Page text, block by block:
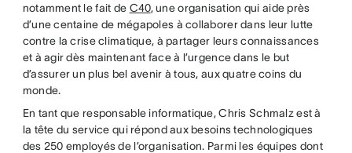
notamment le fait de C40, une organisation qui aide près
d’une centaine de mégapoles à collaborer dans leur lutte
contre la crise climatique, à partager leurs connaissances
et à agir dès maintenant face à l’urgence dans le but
d’assurer un plus bel avenir à tous, aux quatre coins du
monde.
En tant que responsable informatique, Chris Schmalz est à
la tête du service qui répond aux besoins technologiques
des 250 employés de l’organisation. Parmi les équipes dont